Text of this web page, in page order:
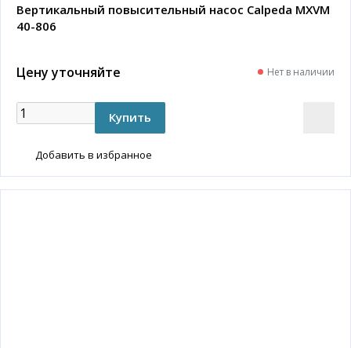
Вертикальный повысительный насос Calpeda MXVM
40-806
Цену уточняйте Нет в наличии
Добавить в избранное